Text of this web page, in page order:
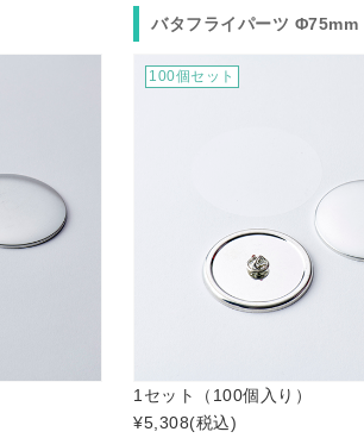
バタフライパーツ Φ75mm
100個セット
1セット（100個入り）
¥5,308(税込)